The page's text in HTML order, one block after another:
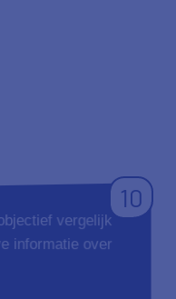
10
vergelijk
informatie over